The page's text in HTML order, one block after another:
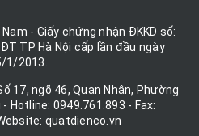
- Giấy chứng nhận ĐKKD số:
TP Hà Nội cấp lần đầu ngày
1/2013.
17, ngõ 46, Quan Nhân, Phường
Hotline: 0949.761.893 - Fax:
quatdienco.vn